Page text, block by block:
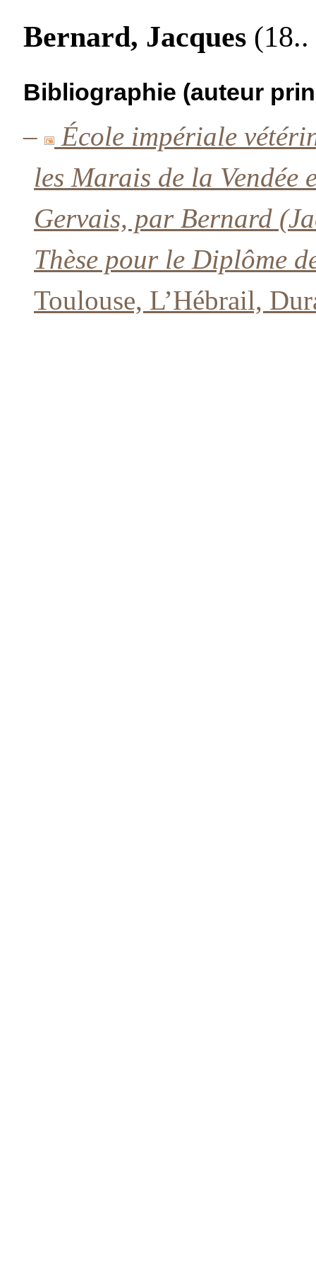
Bernard, Jacques
Bibliographie (auteur
–
École impériale
les Marais de la Vendée
Gervais, par Bernard
Thèse pour le Diplôme
Toulouse, L’Hébrail,